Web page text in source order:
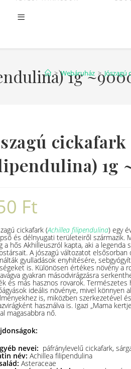
1g
> Webáruház > Jószagú
1g
Ft
cickafark (Achillea filipendulina) egy
és délnyugati területeiről
a hős Akhilleuszról kapta, aki a
A jószagú változatot
gyulladások enyhítésére,
is. Különösen értékes növény a
gyakran másodvirágzásra
és más hasznos rovarok.
ideális növénye, mivel könnyen
is, miközben szerkezetével
használva is. Igazi „Mama
magasabbra nő.
nevei: páfránylevelű cickafark,
név: Achillea filipendulina
Asteraceae